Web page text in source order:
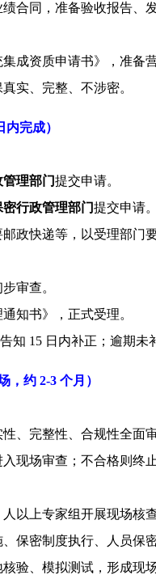
合同，准备验收报告、
成资质申请书》，准备
实、完整、不涉密。
完成）
理部门提交申请。
行政管理部门提交申请
政快递等，以受理部门
审查。
知书》，正式受理。
知 15 日内补正；逾期未
，约 2-3 个月）
、完整性、合规性全面
现场审查；不合格则终
人以上专家组开展现场核
保密制度执行、人员保
验、模拟测试，形成现